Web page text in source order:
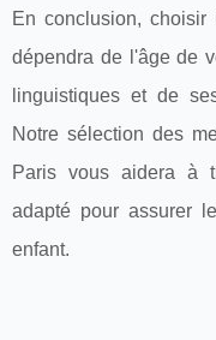
En conclusion,
dépendra de l'âge de
linguistiques et de
Notre sélection des
Paris vous aidera à
adapté pour assurer
enfant.